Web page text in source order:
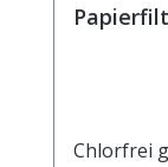
Chlorfrei